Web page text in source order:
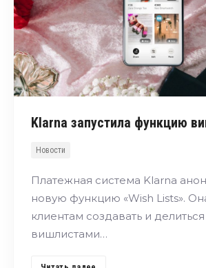
Klarna запустила функцию
Новости
Платежная система Klarna
новую функцию «Wish Lists».
клиентам создавать и
вишлистами…